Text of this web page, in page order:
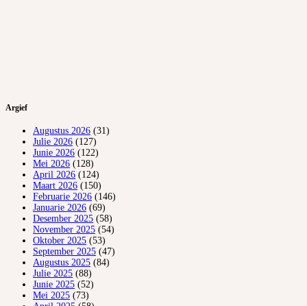
Argief
Augustus 2026 (31)
Julie 2026 (127)
Junie 2026 (122)
Mei 2026 (128)
April 2026 (124)
Maart 2026 (150)
Februarie 2026 (146)
Januarie 2026 (69)
Desember 2025 (58)
November 2025 (54)
Oktober 2025 (53)
September 2025 (47)
Augustus 2025 (84)
Julie 2025 (88)
Junie 2025 (52)
Mei 2025 (73)